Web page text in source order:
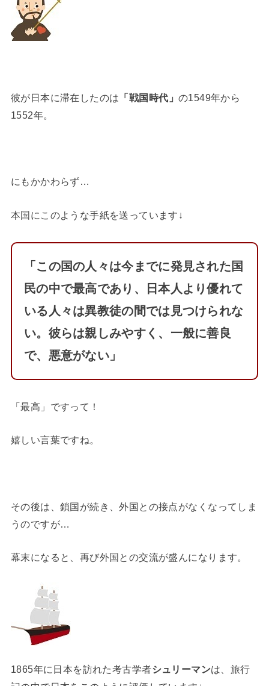
彼が日本に滞在したのは 「戦国時代」 の1549年から
1552年。
にもかかわらず…
本国にこのような手紙を送っています↓
「この国の人々は今までに発見された国
民の中で最高であり、日本人より優れて
いる人々は異教徒の間では見つけられな
い。彼らは親しみやすく、一般に善良
で、悪意がない」
「最高」ですって！
嬉しい言葉ですね。
その後は、鎖国が続き、外国との接点がなくなってしま
うのですが…
幕末になると、再び外国との交流が盛んになります。
1865年に日本を訪れた考古学者シュリーマンは、旅行